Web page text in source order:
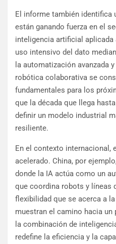
El informe también identifica
están ganando fuerza en el
inteligencia artificial aplicada
uso intensivo del dato
la automatización avanzada
robótica colaborativa se
fundamentales para los
que la década que llega
definir un modelo industrial
resiliente.
En el contexto internacional,
acelerado. China, por
donde la IA actúa como un
que coordina robots y líneas
flexibilidad que se acerca a
muestran el camino hacia
la combinación de
redefine la eficiencia y la